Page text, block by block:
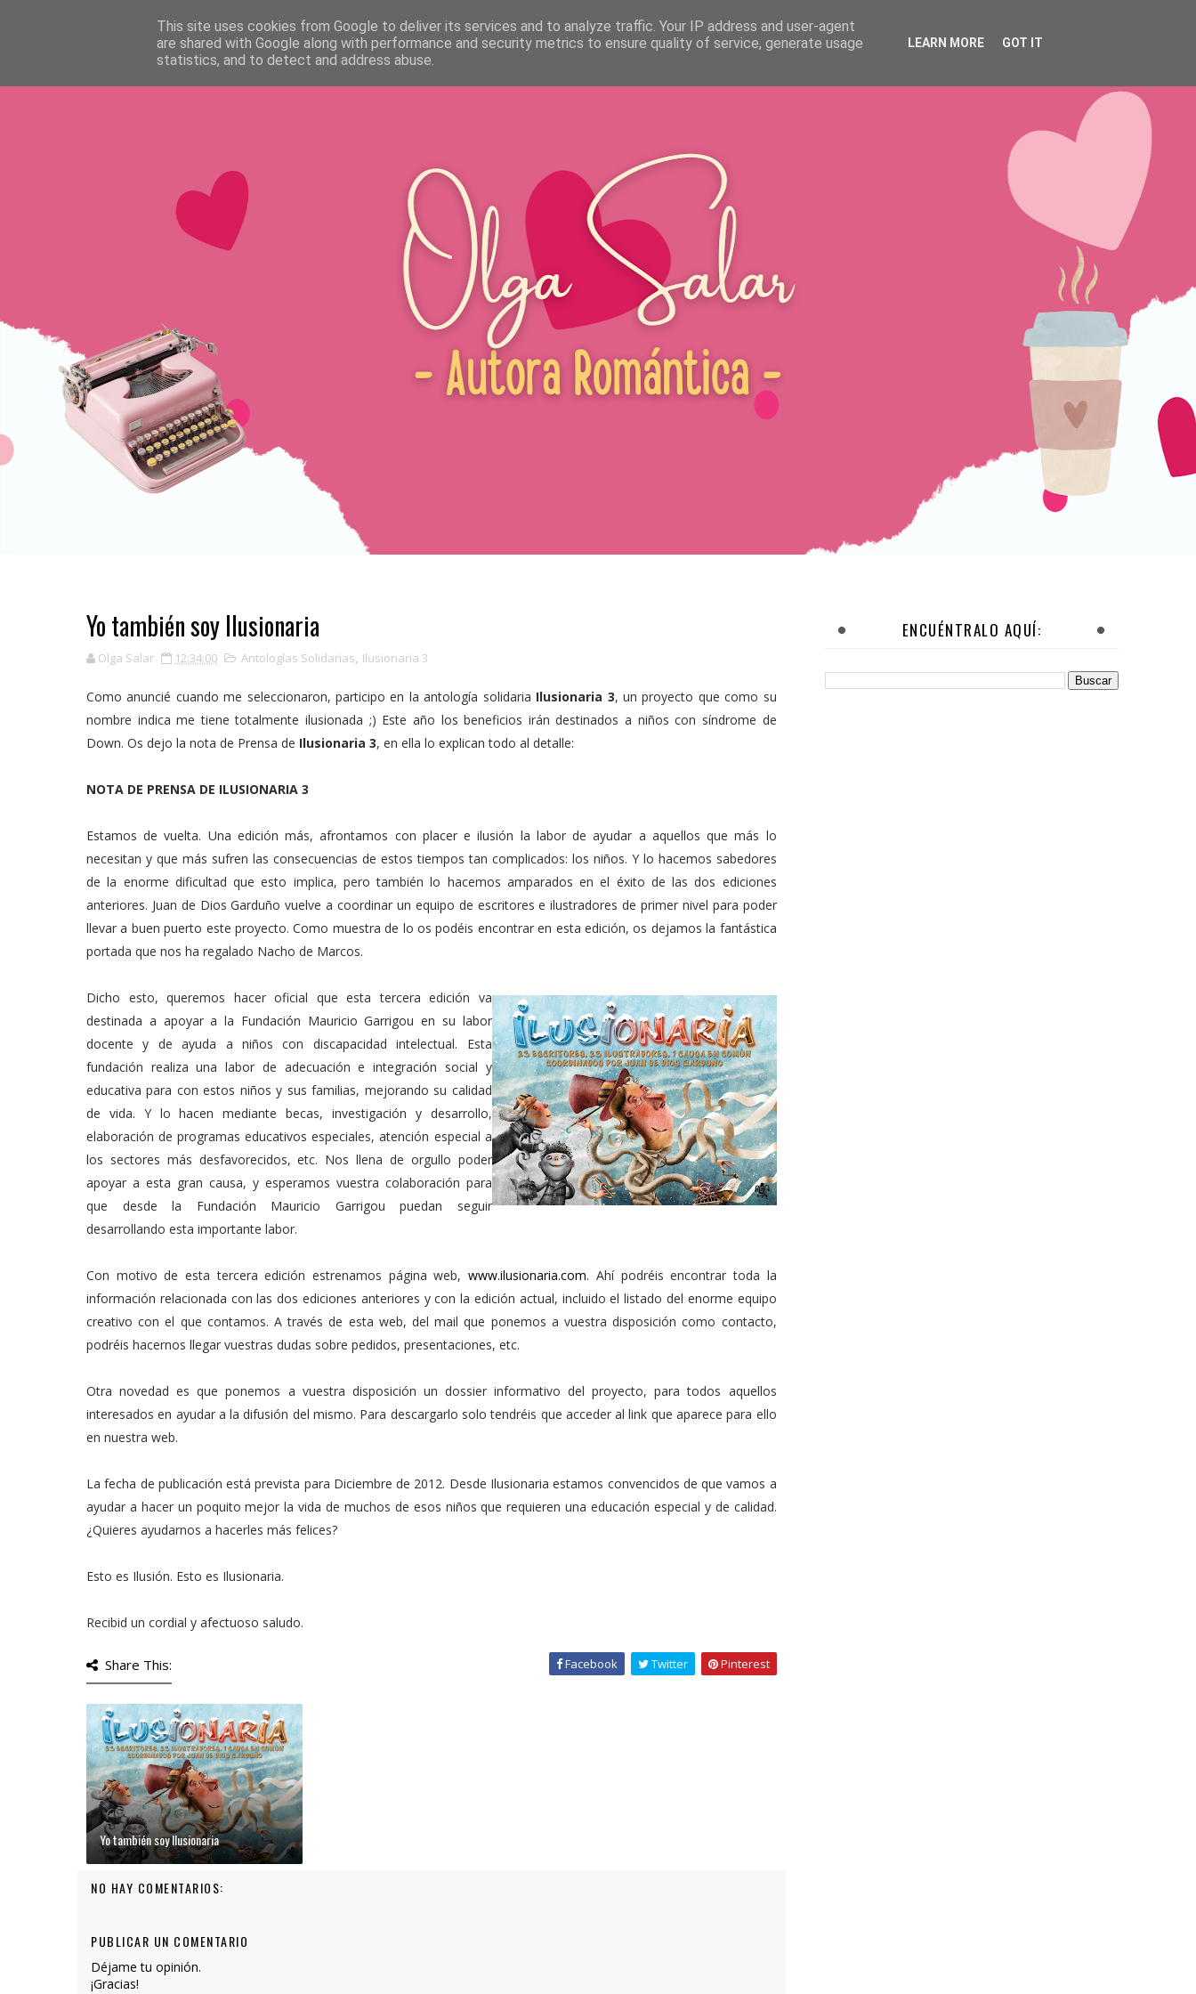
SOBRE MÍ NOVELAS AUDIOLIBROS COMPRA MIS NOVELAS SERVICIOS LITERARIOS RECURSOS LITERARIOS BLOG
Yo también soy Ilusionaria
Olga Salar 12:34:00 Antologías Solidarias, Ilusionaria 3
Como anuncié cuando me seleccionaron, participo en la antología solidaria Ilusionaria 3, un proyecto que como su
nombre indica me tiene totalmente ilusionada ;) Este año los beneficios irán destinados a niños con síndrome de
Down. Os dejo la nota de Prensa de Ilusionaria 3, en ella lo explican todo al detalle:
NOTA DE PRENSA DE ILUSIONARIA 3
Estamos de vuelta. Una edición más, afrontamos con placer e ilusión la labor de ayudar a aquellos que más lo
necesitan y que más sufren las consecuencias de estos tiempos tan complicados: los niños. Y lo hacemos sabedores
de la enorme dificultad que esto implica, pero también lo hacemos amparados en el éxito de las dos ediciones
anteriores. Juan de Dios Garduño vuelve a coordinar un equipo de escritores e ilustradores de primer nivel para poder
llevar a buen puerto este proyecto. Como muestra de lo os podéis encontrar en esta edición, os dejamos la fantástica
portada que nos ha regalado Nacho de Marcos.
Dicho esto, queremos hacer oficial que esta tercera edición va
destinada a apoyar a la Fundación Mauricio Garrigou en su labor
docente y de ayuda a niños con discapacidad intelectual. Esta
fundación realiza una labor de adecuación e integración social y
educativa para con estos niños y sus familias, mejorando su calidad
de vida. Y lo hacen mediante becas, investigación y desarrollo,
elaboración de programas educativos especiales, atención especial a
los sectores más desfavorecidos, etc. Nos llena de orgullo poder
apoyar a esta gran causa, y esperamos vuestra colaboración para
que desde la Fundación Mauricio Garrigou puedan seguir
desarrollando esta importante labor.
Con motivo de esta tercera edición estrenamos página web,www.ilusionaria.com. Ahí podréis encontrar toda la
información relacionada con las dos ediciones anteriores y con la edición actual, incluido el listado del enorme equipo
creativo con el que contamos. A través de esta web, del mail que ponemos a vuestra disposición como contacto,
podréis hacernos llegar vuestras dudas sobre pedidos, presentaciones, etc.
Otra novedad es que ponemos a vuestra disposición un dossier informativo del proyecto, para todos aquellos
interesados en ayudar a la difusión del mismo. Para descargarlo solo tendréis que acceder al link que aparece para ello
en nuestra web.
La fecha de publicación está prevista para Diciembre de 2012. Desde Ilusionaria estamos convencidos de que vamos a
ayudar a hacer un poquito mejor la vida de muchos de esos niños que requieren una educación especial y de calidad.
¿Quieres ayudarnos a hacerles más felices?
Esto es Ilusión. Esto es Ilusionaria.
Recibid un cordial y afectuoso saludo.
Share This: Facebook Twitter Pinterest
Yo también soy Ilusionaria
NO HAY COMENTARIOS:
PUBLICAR UN COMENTARIO
Déjame tu opinión.
¡Gracias!
ENCUÉNTRALO AQUÍ:
This site uses cookies from Google to deliver its services and to analyze traffic. Your IP address and user-agent
are shared with Google along with performance and security metrics to ensure quality of service, generate usage
statistics, and to detect and address abuse.
LEARN MORE GOT IT